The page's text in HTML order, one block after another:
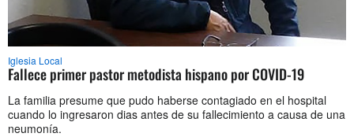
Iglesia Local
Fallece primer pastor metodista hispano por COVID-19
La familia presume que pudo haberse contagiado en el hospital
cuando lo ingresaron dias antes de su fallecimiento a causa de una
neumonía.